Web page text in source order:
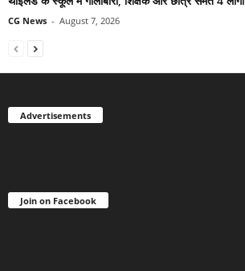
CG News - August 7, 2026
Advertisements
Join on Facebook